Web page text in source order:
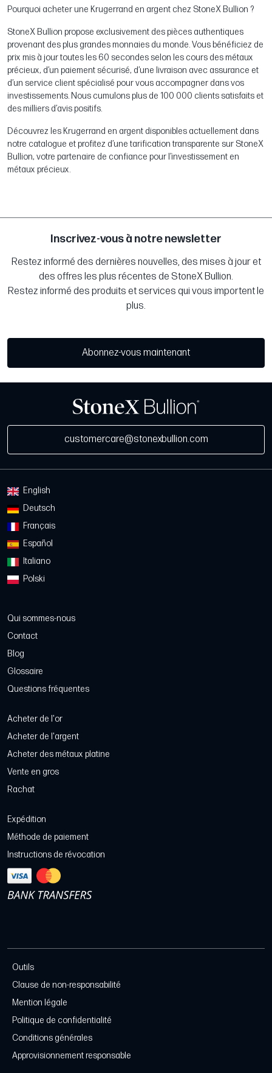
Pourquoi acheter une Krugerrand en argent chez StoneX Bullion ?
StoneX Bullion propose exclusivement des pièces authentiques
provenant des plus grandes monnaies du monde. Vous bénéficiez de
prix mis à jour toutes les 60 secondes selon les cours des métaux
précieux, d’un paiement sécurisé, d’une livraison avec assurance et
d’un service client spécialisé pour vous accompagner dans vos
investissements. Nous cumulons plus de 100 000 clients satisfaits et
des milliers d’avis positifs.
Découvrez les Krugerrand en argent disponibles actuellement dans
notre catalogue et profitez d’une tarification transparente sur StoneX
Bullion, votre partenaire de confiance pour l’investissement en
métaux précieux.
Inscrivez-vous à notre newsletter
Restez informé des dernières nouvelles, des mises à jour et
des offres les plus récentes de StoneX Bullion.
Restez informé des produits et services qui vous importent le
plus.
Abonnez-vous maintenant
customercare@stonexbullion.com
English
Deutsch
Français
Español
Italiano
Polski
Qui sommes-nous
Contact
Blog
Glossaire
Questions fréquentes
Acheter de l'or
Acheter de l'argent
Acheter des métaux platine
Vente en gros
Rachat
Expédition
Méthode de paiement
Instructions de révocation
Outils
Clause de non-responsabilité
Mention légale
Politique de confidentialité
Conditions générales
Approvisionnement responsable